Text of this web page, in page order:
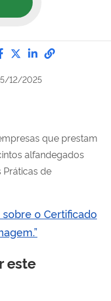
no
Compartilhe no
Compartilhe no
Compartilhe
12/2025
que prestam
alfandegados
de
o Certificado
”
este